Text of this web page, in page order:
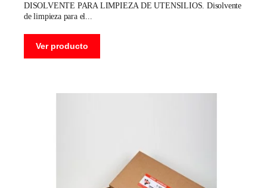
DISOLVENTE PARA LIMPIEZA DE UTENSILIOS. Disolvente
de limpieza para el
Ver producto